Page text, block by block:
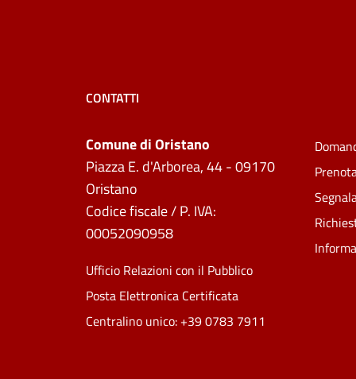
CONTATTI
Comune di Oristano
Piazza E. d'Arborea, 44 - 09170
Oristano
Codice fiscale / P. IVA:
00052090958
Ufficio Relazioni con il Pubblico
Posta Elettronica Certificata
Centralino unico: +39 0783 7911